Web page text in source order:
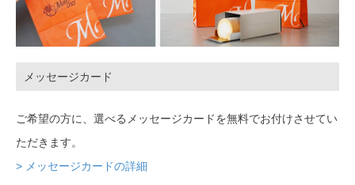
メッセージカード
ご希望の方に、選べるメッセージカードを無料でお付けさせてい
ただきます。
> メッセージカードの詳細